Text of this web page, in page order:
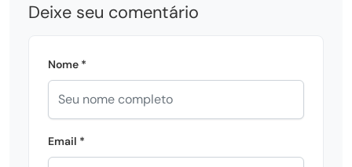
Deixe seu comentário
Nome *
Email *